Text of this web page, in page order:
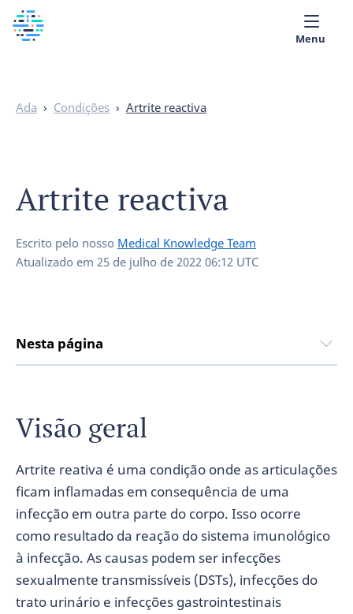
Biblioteca Médica
Menu
Ada › Condições › Artrite reactiva
Artrite reactiva
Escrito pelo nosso Medical Knowledge Team
Atualizado em 25 de julho de 2022 06:12 UTC
Nesta página
Visão geral
Artrite reativa é uma condição onde as articulações
ficam inflamadas em consequência de uma
infecção em outra parte do corpo. Isso ocorre
como resultado da reação do sistema imunológico
à infecção. As causas podem ser infecções
sexualmente transmissíveis (DSTs), infecções do
trato urinário e infecções gastrointestinais